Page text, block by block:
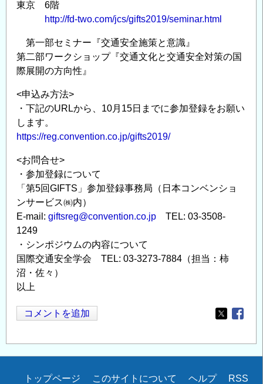
東京 6階
http://fd-two.com/jcs/gifts2019/seminar.html
第一部セミナー『交通安全施策と意識』
第二部ワークショップ『交通文化と交通安全対策の国
際展開の方向性』
<申込み方法>
・下記のURLから、10月15日までに参加登録をお願い
します。
https://reg.convention.co.jp/gifts2019/
<お問合せ>
・参加登録について
「第5回GIFTS」参加登録事務局（日本コンベンショ
ンサービス㈱内）
E-mail: giftsreg@convention.co.jp TEL: 03-3508-
1249
・シンポジウムの内容について
国際交通安全学会 TEL: 03-3273-7884（担当：柿
沼・佐々）
以上
コメントを追加
Opens in
Secondary
トップページ このサイトについて ヘルプ RSS